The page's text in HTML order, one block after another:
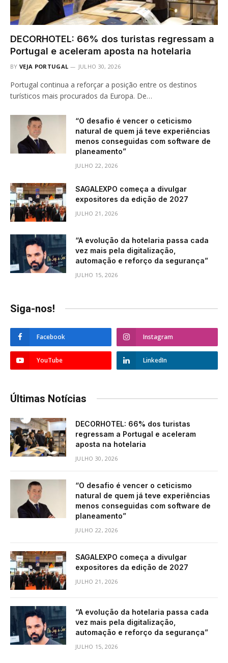
DECORHOTEL: 66% dos turistas regressam a
Portugal e aceleram aposta na hotelaria
BY VEJA PORTUGAL JULHO 30, 2026
Portugal continua a reforçar a posição entre os destinos
turísticos mais procurados da Europa. De…
“O desafio é vencer o ceticismo
natural de quem já teve experiências
menos conseguidas com software de
planeamento”
JULHO 22, 2026
SAGALEXPO começa a divulgar
expositores da edição de 2027
JULHO 21, 2026
“A evolução da hotelaria passa cada
vez mais pela digitalização,
automação e reforço da segurança”
JULHO 15, 2026
Siga-nos!
Facebook Instagram
YouTube LinkedIn
Últimas Notícias
DECORHOTEL: 66% dos turistas
regressam a Portugal e aceleram
aposta na hotelaria
JULHO 30, 2026
“O desafio é vencer o ceticismo
natural de quem já teve experiências
menos conseguidas com software de
planeamento”
JULHO 22, 2026
SAGALEXPO começa a divulgar
expositores da edição de 2027
JULHO 21, 2026
“A evolução da hotelaria passa cada
vez mais pela digitalização,
automação e reforço da segurança”
JULHO 15, 2026